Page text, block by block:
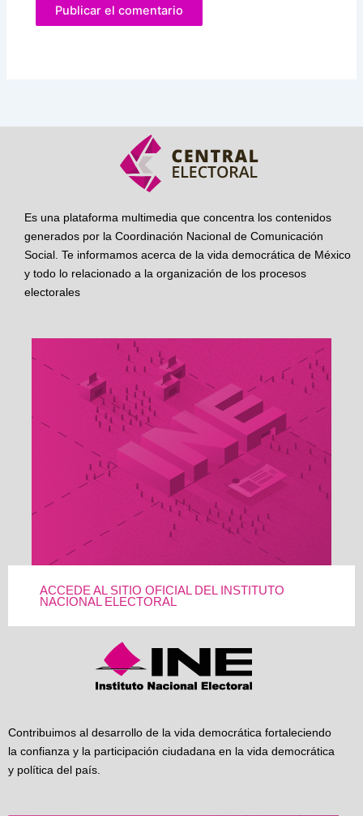
Es una plataforma multimedia que concentra los contenidos
generados por la Coordinación Nacional de Comunicación
Social. Te informamos acerca de la vida democrática de México
y todo lo relacionado a la organización de los procesos
electorales
ACCEDE AL SITIO OFICIAL DEL INSTITUTO
NACIONAL ELECTORAL
Contribuimos al desarrollo de la vida democrática fortaleciendo
la confianza y la participación ciudadana en la vida democrática
y política del país.